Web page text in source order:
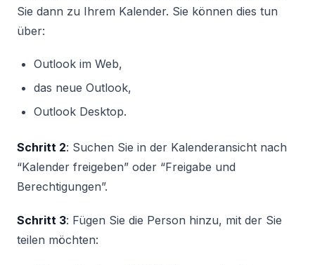
Sie dann zu Ihrem Kalender. Sie können dies tun
über:
Outlook im Web,
das neue Outlook,
Outlook Desktop.
Schritt 2: Suchen Sie in der Kalenderansicht nach
“Kalender freigeben” oder “Freigabe und
Berechtigungen”.
Schritt 3: Fügen Sie die Person hinzu, mit der Sie
teilen möchten: